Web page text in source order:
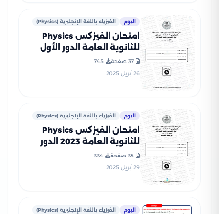
اليوم الفيزياء باللغة الإنجليزية (Physics)
امتحان الفيزكس Physics
للثانوية العامة الدور الأول
الإجابات الرسمي
37 صفحة
745
26 أبريل 2025
اليوم الفيزياء باللغة الإنجليزية (Physics)
امتحان الفيزكس Physics
للثانوية العامة 2023 الدور
الإجابات الرسمي
35 صفحة
334
29 أبريل 2025
اليوم الفيزياء باللغة الإنجليزية (Physics)